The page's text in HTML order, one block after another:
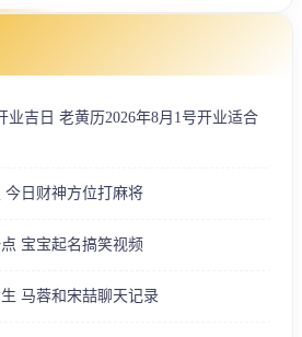
业吉日 老黄历2026年8月1号开业适合
日财神方位打麻将
宝宝起名搞笑视频
马蓉和宋喆聊天记录